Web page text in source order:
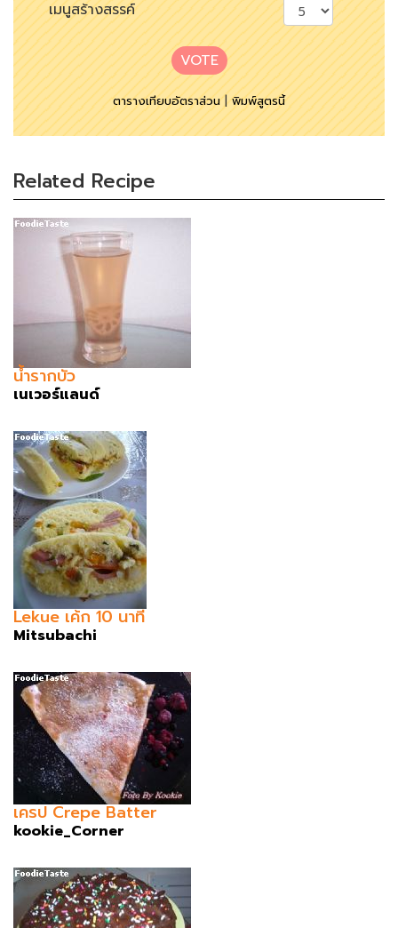
เมนูสร้างสรรค์
VOTE
ตารางเทียบอัตราส่วน|พิมพ์สูตรนี้
Related Recipe
น้ำรากบัว
เนเวอร์แลนด์
Lekue เค้ก 10 นาที
Mitsubachi
เครป Crepe Batter
kookie_Corner